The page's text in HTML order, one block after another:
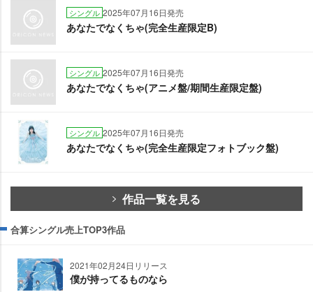
シングル 2025年07月16日発売
あなたでなくちゃ(完全生産限定B)
シングル 2025年07月16日発売
あなたでなくちゃ(アニメ盤/期間生産限定盤)
シングル 2025年07月16日発売
あなたでなくちゃ(完全生産限定フォトブック盤)
作品一覧を見る
合算シングル売上TOP3作品
2021年02月24日リリース
僕が持ってるものなら